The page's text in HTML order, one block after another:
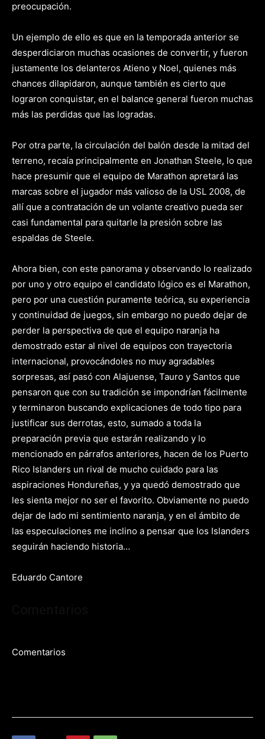
preocupación.
Un ejemplo de ello es que en la temporada anterior se
desperdiciaron muchas ocasiones de convertir, y fueron
justamente los delanteros Atieno y Noel, quienes más
chances dilapidaron, aunque también es cierto que
lograron conquistar, en el balance general fueron muchas
más las perdidas que las logradas.
Por otra parte, la circulación del balón desde la mitad del
terreno, recaía principalmente en Jonathan Steele, lo que
hace presumir que el equipo de Marathon apretará las
marcas sobre el jugador más valioso de la USL 2008, de
allí que a contratación de un volante creativo pueda ser
casi fundamental para quitarle la presión sobre las
espaldas de Steele.
Ahora bien, con este panorama y observando lo realizado
por uno y otro equipo el candidato lógico es el Marathon,
pero por una cuestión puramente teórica, su experiencia
y continuidad de juegos, sin embargo no puedo dejar de
perder la perspectiva de que el equipo naranja ha
demostrado estar al nivel de equipos con trayectoria
internacional, provocándoles no muy agradables
sorpresas, así pasó con Alajuense, Tauro y Santos que
pensaron que con su tradición se impondrían fácilmente
y terminaron buscando explicaciones de todo tipo para
justificar sus derrotas, esto, sumado a toda la
preparación previa que estarán realizando y lo
mencionado en párrafos anteriores, hacen de los Puerto
Rico Islanders un rival de mucho cuidado para las
aspiraciones Hondureñas, y ya quedó demostrado que
les sienta mejor no ser el favorito. Obviamente no puedo
dejar de lado mi sentimiento naranja, y en el ámbito de
las especulaciones me inclino a pensar que los Islanders
seguirán haciendo historia…
Eduardo Cantore
Comentarios